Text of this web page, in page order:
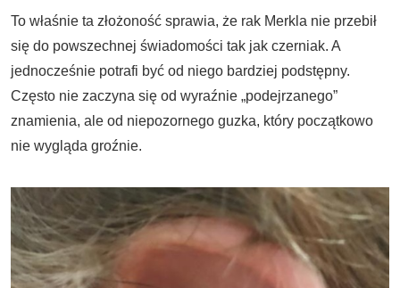
To właśnie ta złożoność sprawia, że rak Merkla nie przebił
się do powszechnej świadomości tak jak czerniak. A
jednocześnie potrafi być od niego bardziej podstępny.
Często nie zaczyna się od wyraźnie „podejrzanego”
znamienia, ale od niepozornego guzka, który początkowo
nie wygląda groźnie.